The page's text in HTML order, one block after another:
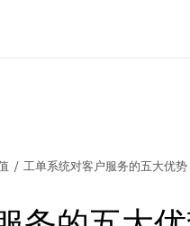
/ 工单系统对客户服务的五大优势